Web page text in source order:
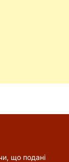
що подані